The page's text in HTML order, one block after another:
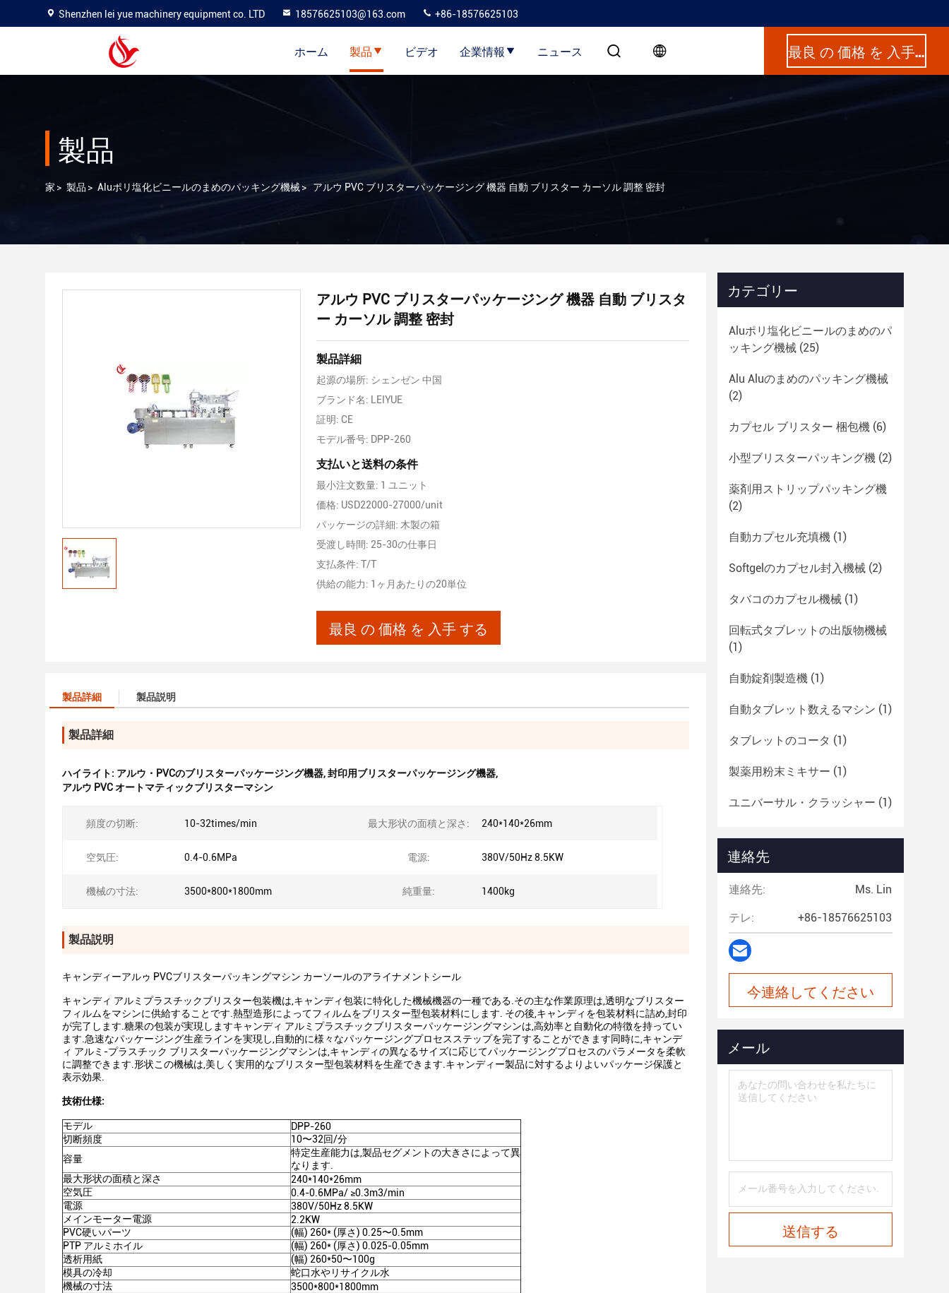
Shenzhen lei yue machinery equipment co. LTD 18576625103@163.com +86-18576625103
ホーム 製品 ビデオ 企業情報 ニュース 最良 の 価格 を 入手 する
製品
家 > 製品 > Aluポリ塩化ビニールのまめのパッキング機械> アルウ PVC ブリスターパッケージング 機器 自動 ブリスター カーソル 調整 密封
アルウ PVC ブリスターパッケージング 機器 自動 ブリスタ
ー カーソル 調整 密封
製品詳細
起源の場所: シェンゼン 中国
ブランド名: LEIYUE
証明: CE
モデル番号: DPP-260
支払いと送料の条件
最小注文数量: 1 ユニット
価格: USD22000-27000/unit
パッケージの詳細: 木製の箱
受渡し時間: 25-30の仕事日
支払条件: T/T
供給の能力: 1ヶ月あたりの20単位
最良 の 価格 を 入手 する
製品詳細 製品説明
製品詳細
ハイライト: アルウ・PVCのブリスターパッケージング機器,封印用ブリスターパッケージング機器,
アルウ PVC オートマティックブリスターマシン
頻度の切断: 10-32times/min 最大形状の面積と深さ: 240*140*26mm
空気圧: 0.4-0.6MPa 電源: 380V/50Hz 8.5KW
機械の寸法: 3500*800*1800mm 純重量: 1400kg
製品説明
キャンディーアルゥ PVCブリスターパッキングマシン カーソールのアライナメントシール
キャンディ アルミプラスチックブリスター包装機は,キャンディ包装に特化した機械機器の一種である.その主な作業原理は,透明なブリスター
フィルムをマシンに供給することです.熱型造形によってフィルムをブリスター型包装材料にします. その後,キャンディを包装材料に詰め,封印
が完了します.糖果の包装が実現しますキャンディ アルミプラスチックブリスターパッケージングマシンは,高効率と自動化の特徴を持ってい
ます.急速なパッケージング生産ラインを実現し,自動的に様々なパッケージングプロセスステップを完了することができます同時に,キャンデ
ィ アルミ-プラスチック ブリスターパッケージングマシンは,キャンディの異なるサイズに応じてパッケージングプロセスのパラメータを柔軟
に調整できます.形状この機械は,美しく実用的なブリスター型包装材料を生産できます.キャンディー製品に対するよりよいパッケージ保護と
表示効果.
技術仕様:
モデル
DPP-260
切断頻度
10〜32回/分
容量
特定生産能力は,製品セグメントの大きさによって異
なります.
最大形状の面積と深さ
240*140*26mm
空気圧
0.4-0.6MPa/ ≥0.3m3/min
電源
380V/50Hz 8.5KW
メインモーター電源
2.2KW
PVC硬いパーツ
(幅) 260* (厚さ) 0.25〜0.5mm
PTP アルミホイル
(幅) 260* (厚さ) 0.025-0.05mm
透析用紙
(幅) 260*50〜100g
模具の冷却
蛇口水やリサイクル水
機械の寸法
3500*800*1800mm
カテゴリー
Aluポリ塩化ビニールのまめのパ
ッキング機械 (25)
Alu Aluのまめのパッキング機械
(2)
カプセル ブリスター 梱包機 (6)
小型ブリスターパッキング機 (2)
薬剤用ストリップパッキング機
(2)
自動カプセル充填機 (1)
Softgelのカプセル封入機械 (2)
タバコのカプセル機械 (1)
回転式タブレットの出版物機械
(1)
自動錠剤製造機 (1)
自動タブレット数えるマシン (1)
タブレットのコータ (1)
製薬用粉末ミキサー (1)
ユニバーサル・クラッシャー (1)
連絡先
連絡先: Ms. Lin
テレ: +86-18576625103
今連絡してください
メール
送信する